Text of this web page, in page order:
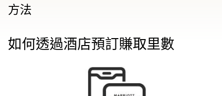
方法
如何透過酒店預訂賺取里數